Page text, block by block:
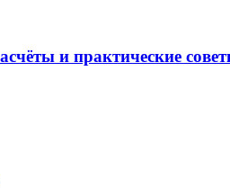
и практические